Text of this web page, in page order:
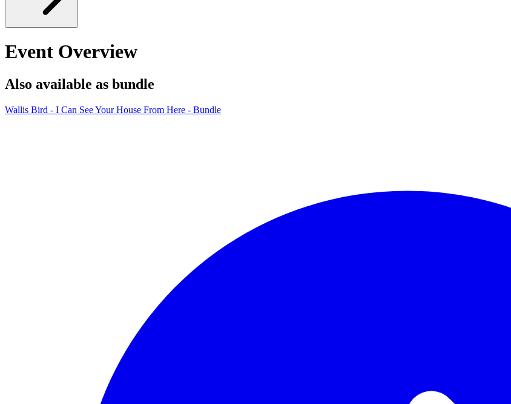
Event Overview
Also available as bundle
Wallis Bird - I Can See Your House From Here - Bundle